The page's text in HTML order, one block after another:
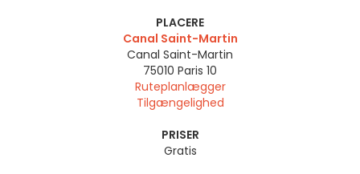
PLACERE
Canal Saint-Martin
Canal Saint-Martin
75010 Paris 10
Ruteplanlægger
Tilgængelighed
PRISER
Gratis